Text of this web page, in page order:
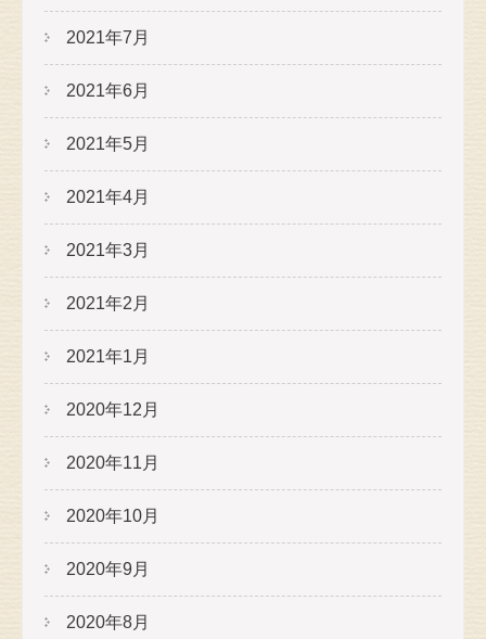
2021年7月
2021年6月
2021年5月
2021年4月
2021年3月
2021年2月
2021年1月
2020年12月
2020年11月
2020年10月
2020年9月
2020年8月